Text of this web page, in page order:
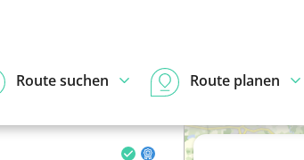
Route suchen Route planen